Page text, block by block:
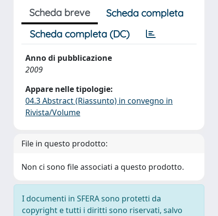
Scheda breve
Scheda completa
Scheda completa (DC)
Anno di pubblicazione
2009
Appare nelle tipologie:
04.3 Abstract (Riassunto) in convegno in
Rivista/Volume
File in questo prodotto:
Non ci sono file associati a questo prodotto.
I documenti in SFERA sono protetti da
copyright e tutti i diritti sono riservati, salvo